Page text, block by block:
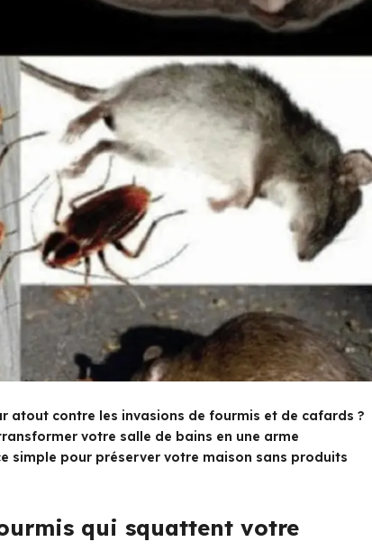
atout contre les invasions de fourmis et de cafards ?
votre salle de bains en une arme
simple pour préserver votre maison sans produits
qui squattent votre